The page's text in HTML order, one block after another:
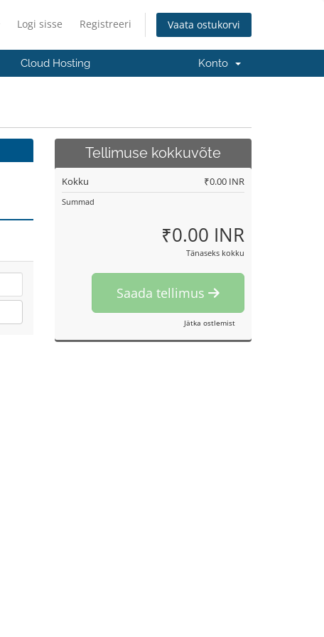
Logi sisse Registreeri Vaata ostukorvi
Cloud Hosting Konto
Tellimuse kokkuvõte
Kokku ₹0.00 INR
Summad
₹0.00 INR
Tänaseks kokku
Saada tellimus
Jätka ostlemist